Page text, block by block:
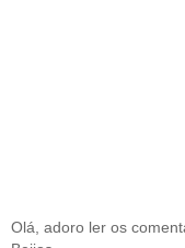
Olá, adoro ler os